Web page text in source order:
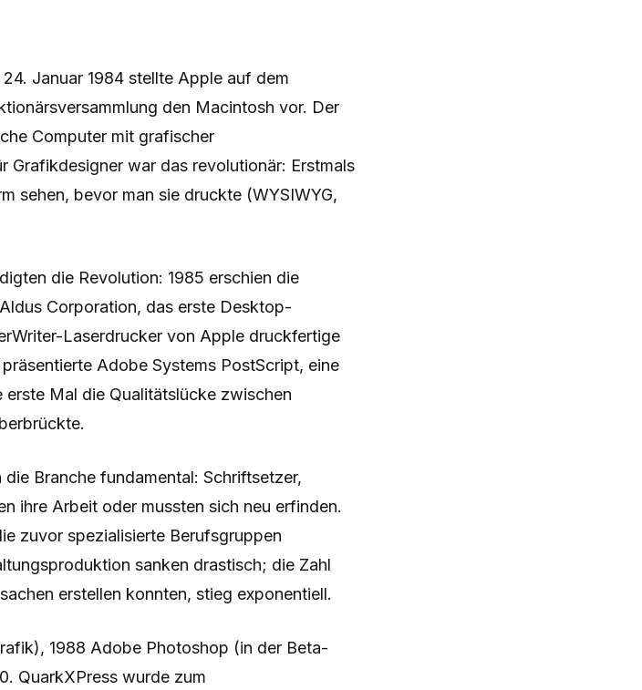
Januar 1984 stellte Apple auf dem
den Macintosh vor. Der
Computer mit grafischer
Grafikdesigner war das revolutionär: Erstmals
sehen, bevor man sie druckte (WYSIWYG,
die Revolution: 1985 erschien die
Corporation, das erste Desktop-
Laserdrucker von Apple druckfertige
Adobe Systems PostScript, eine
Mal die Qualitätslücke zwischen
Branche fundamental: Schriftsetzer,
ihre Arbeit oder mussten sich neu erfinden.
zuvor spezialisierte Berufsgruppen
sanken drastisch; die Zahl
erstellen konnten, stieg exponentiell.
1988 Adobe Photoshop (in der Beta-
QuarkXPress wurde zum